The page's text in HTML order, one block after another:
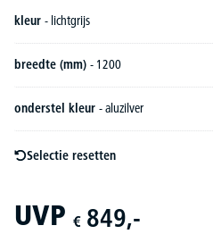
kleur - lichtgrijs
breedte (mm) - 1200
onderstel kleur - aluzilver
Selectie resetten
UVP € 849,-